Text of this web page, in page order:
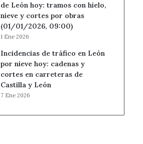
de León hoy: tramos con hielo,
nieve y cortes por obras
(01/01/2026, 09:00)
1 Ene 2026
Incidencias de tráfico en León
por nieve hoy: cadenas y
cortes en carreteras de
Castilla y León
7 Ene 2026